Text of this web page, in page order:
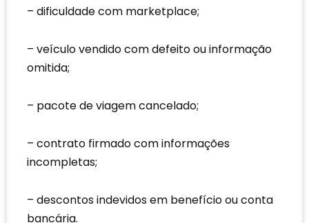
dificuldade com marketplace;
veículo vendido com defeito ou informação
omitida;
pacote de viagem cancelado;
contrato firmado com informações
incompletas;
descontos indevidos em benefício ou conta
bancária.